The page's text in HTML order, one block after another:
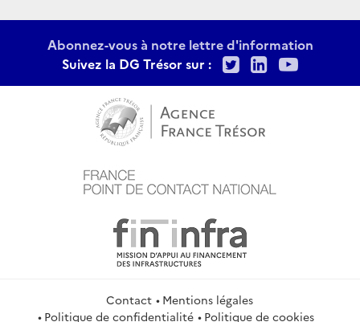
Abonnez-vous à notre lettre d'information
Suivez la DG Trésor sur :
TwitterLinkedIn
Contact
Mentions légales
Politique de confidentialité
Politique de cookies